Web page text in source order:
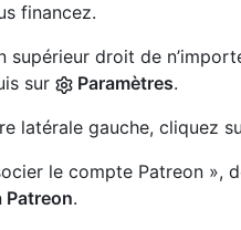
financez.
supérieur droit de
sur
Paramètres.
latérale gauche, cliquez
le compte Patreon »,
Patreon.